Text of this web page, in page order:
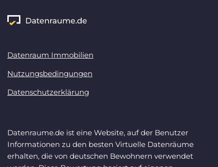
Datenraume.de ist eine Website, auf der Benutzer
Informationen zu den besten Virtuelle Datenräume
erhalten, die von deutschen Bewohnern verwendet
Datenraum Immobilien
Nutzungsbedingungen
Datenschutzerklärung